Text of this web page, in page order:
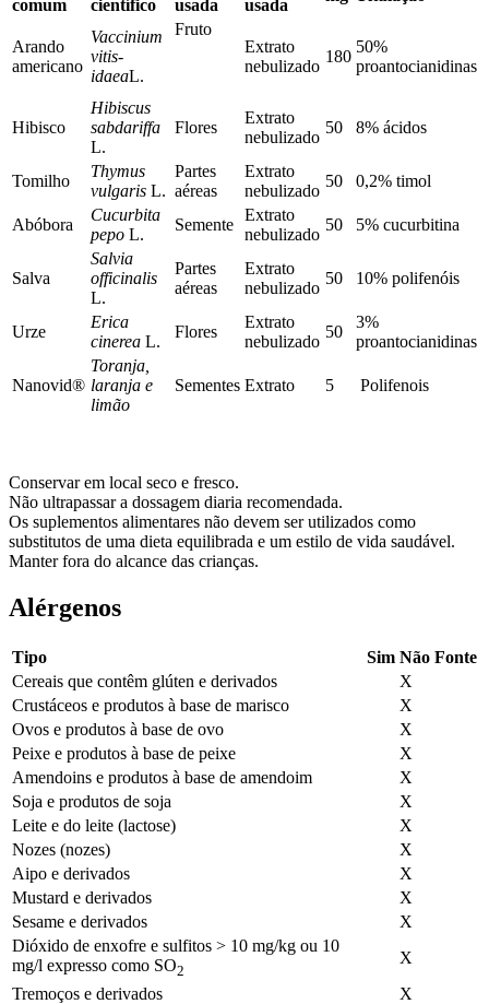
comum
científico
usada
usada
Arando
americano
Vaccinium
vitis-
idaeaL.
Fruto
Extrato
nebulizado
180
50%
proantocianidinas
Hibisco
Hibiscus
sabdariffa
L.
Flores
Extrato
nebulizado
50 8% ácidos
Tomilho
Thymus
vulgaris L.
Partes
aéreas
Extrato
nebulizado
50 0,2% timol
Abóbora
Cucurbita
pepo L.
Semente
Extrato
nebulizado
50 5% cucurbitina
Salva
Salvia
officinalis
L.
Partes
aéreas
Extrato
nebulizado
50 10% polifenóis
Urze
Erica
cinerea L.
Flores
Extrato
nebulizado
50
3%
proantocianidinas
Nanovid®
Toranja,
laranja e
limão
Sementes Extrato 5 Polifenois
Conservar em local seco e fresco.
Não ultrapassar a dossagem diaria recomendada.
Os suplementos alimentares não devem ser utilizados como
substitutos de uma dieta equilibrada e um estilo de vida saudável.
Manter fora do alcance das crianças.
Alérgenos
Tipo Sim Não Fonte
Cereais que contêm glúten e derivados
X
Crustáceos e produtos à base de marisco
X
Ovos e produtos à base de ovo
X
Peixe e produtos à base de peixe
X
Amendoins e produtos à base de amendoim
X
Soja e produtos de soja
X
Leite e do leite (lactose)
X
Nozes (nozes)
X
Aipo e derivados
X
Mustard e derivados
X
Sesame e derivados
X
Dióxido de enxofre e sulfitos > 10 mg/kg ou 10
mg/l expresso como SO2
X
Tremoços e derivados
X